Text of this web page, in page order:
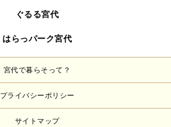
ぐるる宮代
はらっパーク宮代
宮代で暮らそって？
プライバシーポリシー
サイトマップ